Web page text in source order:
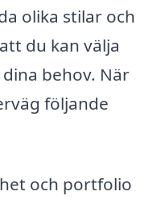
olika stilar och
du kan välja
behov. När
följande
och portfolio